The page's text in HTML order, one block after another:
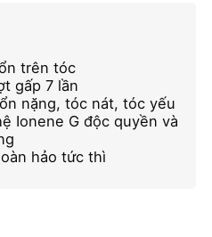
trên tóc
gấp 7 lần
nặng, tóc nát, tóc yếu
Ionene G độc quyền và
hảo tức thì